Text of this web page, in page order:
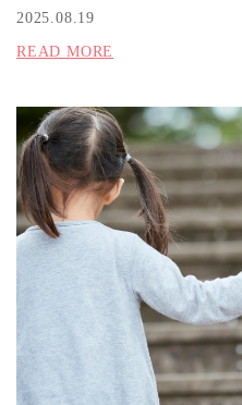
2025.08.19
READ MORE